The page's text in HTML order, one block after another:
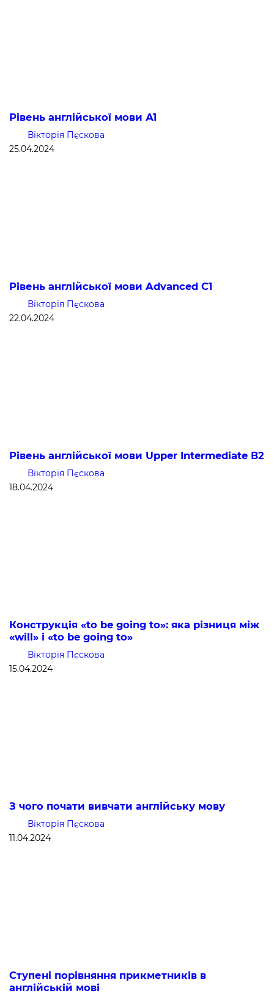
Рівень англійської мови А1
Вікторія Пєскова
25.04.2024
Рівень англійської мови Advanced C1
Вікторія Пєскова
22.04.2024
Рівень англійської мови Upper Intermediate В2
Вікторія Пєскова
18.04.2024
Конструкція «to be going to»: яка різниця між
«will» і «to be going to»
Вікторія Пєскова
15.04.2024
З чого почати вивчати англійську мову
Вікторія Пєскова
11.04.2024
Ступені порівняння прикметників в
англійській мові